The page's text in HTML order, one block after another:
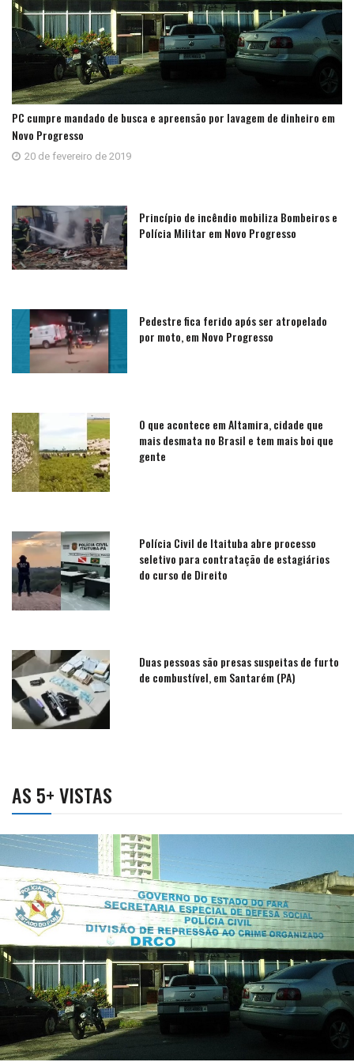
PC cumpre mandado de busca e apreensão por lavagem de dinheiro em
Novo Progresso
20 de fevereiro de 2019
Princípio de incêndio mobiliza Bombeiros e
Polícia Militar em Novo Progresso
Pedestre fica ferido após ser atropelado
por moto, em Novo Progresso
O que acontece em Altamira, cidade que
mais desmata no Brasil e tem mais boi que
gente
Polícia Civil de Itaituba abre processo
seletivo para contratação de estagiários
do curso de Direito
Duas pessoas são presas suspeitas de furto
de combustível, em Santarém (PA)
AS 5+ VISTAS